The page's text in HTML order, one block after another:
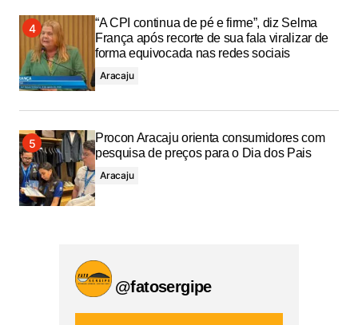
“A CPI continua de pé e firme”, diz Selma
França após recorte de sua fala viralizar de
forma equivocada nas redes sociais
Aracaju
Procon Aracaju orienta consumidores com
pesquisa de preços para o Dia dos Pais
Aracaju
@fatosergipe